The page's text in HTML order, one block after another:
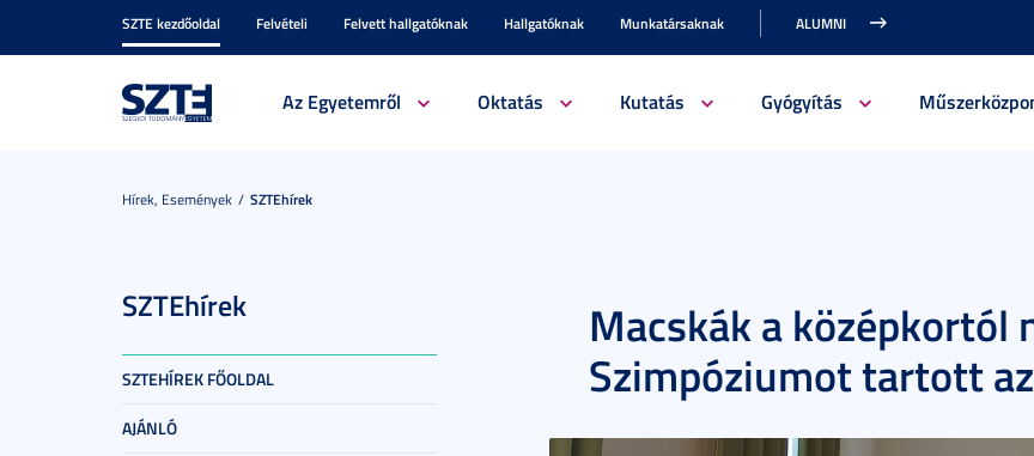
SZTE kezdőoldal Felvételi Felvett hallgatóknak Hallgatóknak Munkatársaknak ALUMNI
Az Egyetemről Oktatás Kutatás Gyógyítás
Hírek, Események SZTEhírek
SZTEhírek
SZTEHÍREK FŐOLDAL
AJÁNLÓ
Macskák a középkortól
Szimpóziumot tartott